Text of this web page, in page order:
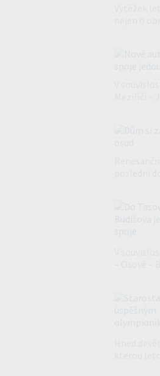
Výtěžek
nejen o
V
poslední
V
– Osové
Hned
kterou